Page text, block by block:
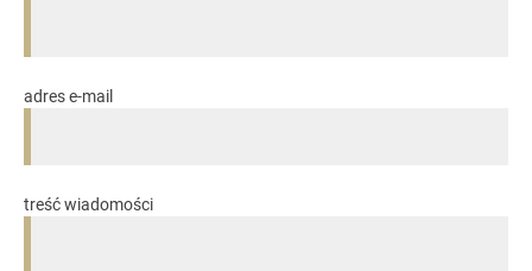
adres e-mail
treść wiadomości